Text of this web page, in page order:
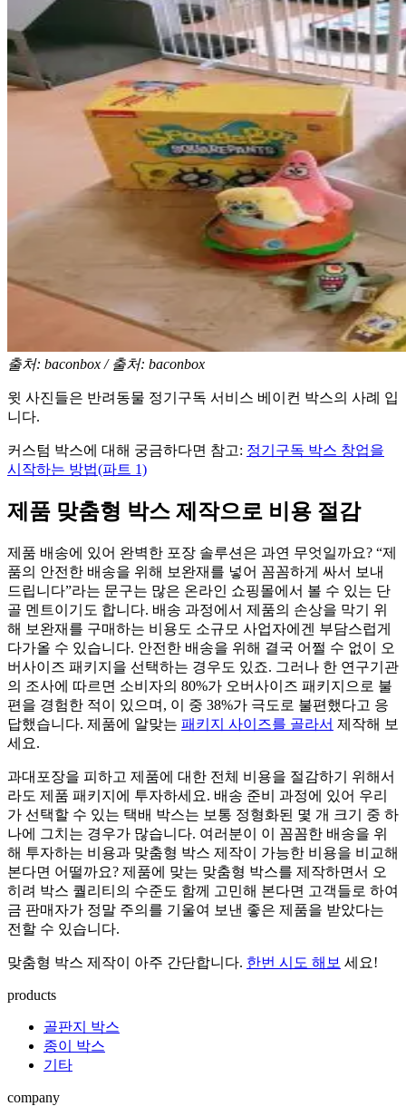
출처: baconbox / 출처: baconbox
윗 사진들은 반려동물 정기구독 서비스 베이컨 박스의 사례 입
니다.
커스텀 박스에 대해 궁금하다면 참고: 정기구독 박스 창업을
시작하는 방법(파트 1)
제품 맞춤형 박스 제작으로 비용 절감
제품 배송에 있어 완벽한 포장 솔루션은 과연 무엇일까요? “제
품의 안전한 배송을 위해 보완재를 넣어 꼼꼼하게 싸서 보내
드립니다”라는 문구는 많은 온라인 쇼핑몰에서 볼 수 있는 단
골 멘트이기도 합니다. 배송 과정에서 제품의 손상을 막기 위
해 보완재를 구매하는 비용도 소규모 사업자에겐 부담스럽게
다가올 수 있습니다. 안전한 배송을 위해 결국 어쩔 수 없이 오
버사이즈 패키지을 선택하는 경우도 있죠. 그러나 한 연구기관
의 조사에 따르면 소비자의 80%가 오버사이즈 패키지으로 불
편을 경험한 적이 있으며, 이 중 38%가 극도로 불편했다고 응
답했습니다. 제품에 알맞는 패키지 사이즈를 골라서 제작해 보
세요.
과대포장을 피하고 제품에 대한 전체 비용을 절감하기 위해서
라도 제품 패키지에 투자하세요. 배송 준비 과정에 있어 우리
가 선택할 수 있는 택배 박스는 보통 정형화된 몇 개 크기 중 하
나에 그치는 경우가 많습니다. 여러분이 이 꼼꼼한 배송을 위
해 투자하는 비용과 맞춤형 박스 제작이 가능한 비용을 비교해
본다면 어떨까요? 제품에 맞는 맞춤형 박스를 제작하면서 오
히려 박스 퀄리티의 수준도 함께 고민해 본다면 고객들로 하여
금 판매자가 정말 주의를 기울여 보낸 좋은 제품을 받았다는
전할 수 있습니다.
맞춤형 박스 제작이 아주 간단합니다. 한번 시도 해보 세요!
products
골판지 박스
종이 박스
기타
company